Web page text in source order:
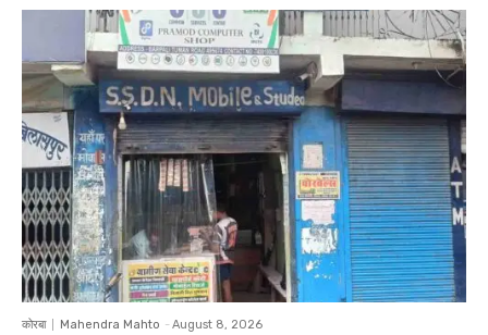
कोरबा Mahendra Mahto - August 8, 2026